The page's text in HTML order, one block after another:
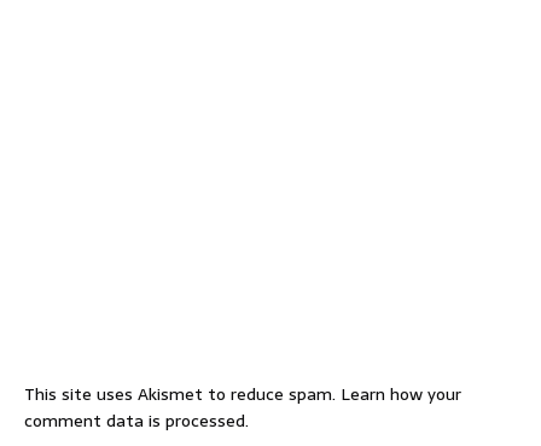
This site uses Akismet to reduce spam. Learn how your
comment data is processed.